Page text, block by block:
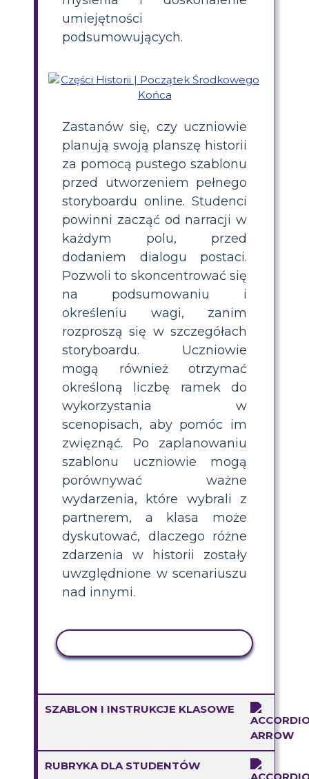
umiejętności
podsumowujących.
Zastanów się, czy uczniowie
planują swoją planszę historii
za pomocą pustego szablonu
przed utworzeniem pełnego
storyboardu online. Studenci
powinni zacząć od narracji w
każdym polu, przed
dodaniem dialogu postaci.
Pozwoli to skoncentrować się
na podsumowaniu i
określeniu wagi, zanim
rozproszą się w szczegółach
storyboardu. Uczniowie
mogą również otrzymać
określoną liczbę ramek do
wykorzystania w
scenopisach, aby pomóc im
zwięznąć. Po zaplanowaniu
szablonu uczniowie mogą
porównywać ważne
wydarzenia, które wybrali z
partnerem, a klasa może
dyskutować, dlaczego różne
zdarzenia w historii zostały
uwzględnione w scenariuszu
nad innymi.
SZABLON I INSTRUKCJE KLASOWE
RUBRYKA DLA STUDENTÓW